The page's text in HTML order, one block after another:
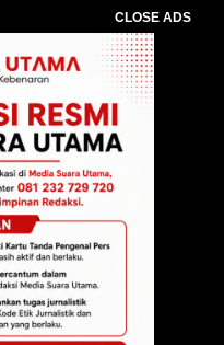
CLOSE ADS